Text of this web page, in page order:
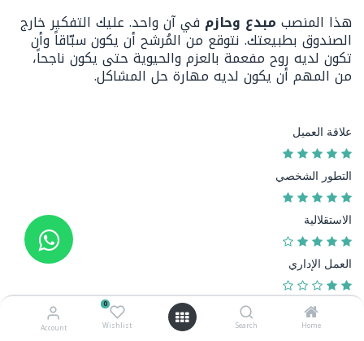
Home
Search
0
Wishlist
Account
هذا المنصب مبدع وحازم في آن واحد. عليك التفكير خارج
الصندوق بطبيعتك. نتوقع من المُرشح أن يكون سبّاقاً وأن
تكون لديه روح مفعمة بالعزم والحيوية حتى يكون ناجحاً،
من المهم أن يكون لديه مهارة حل المشاكل.
علاقة العميل
التطور الشخصي
الاستقلالية
العمل الإداري
خبرات تقنية